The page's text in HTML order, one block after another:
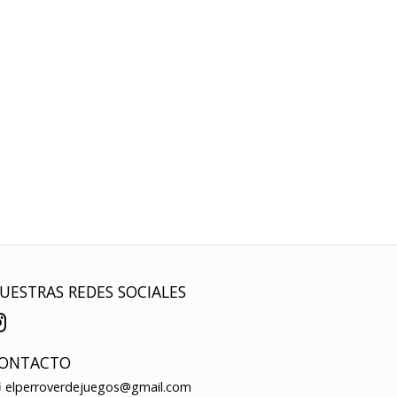
REDES SOCIALES
elperroverdejuegos@gmail.com